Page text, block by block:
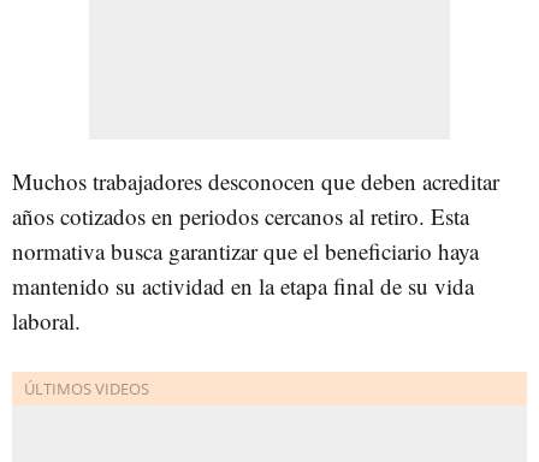
Muchos trabajadores desconocen que deben acreditar
años cotizados en periodos cercanos al retiro. Esta
normativa busca garantizar que el beneficiario haya
mantenido su actividad en la etapa final de su vida
laboral.